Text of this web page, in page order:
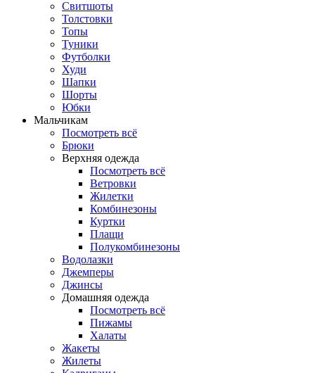
Свитшоты
Толстовки
Топы
Туники
Футболки
Худи
Шапки
Шорты
Юбки
Мальчикам
Посмотреть всё
Брюки
Верхняя одежда
Посмотреть всё
Ветровки
Жилетки
Комбинезоны
Куртки
Плащи
Полукомбинезоны
Водолазки
Джемперы
Джинсы
Домашняя одежда
Посмотреть всё
Пижамы
Халаты
Жакеты
Жилеты